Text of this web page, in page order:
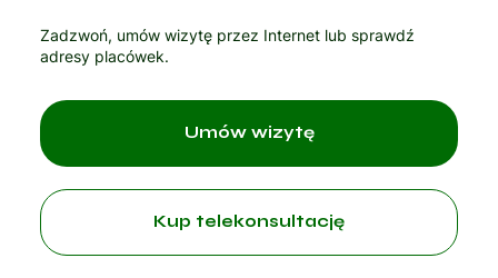
Zadzwoń, umów wizytę przez Internet lub sprawdź
adresy placówek.
Kup telekonsultację
Umów wizytę